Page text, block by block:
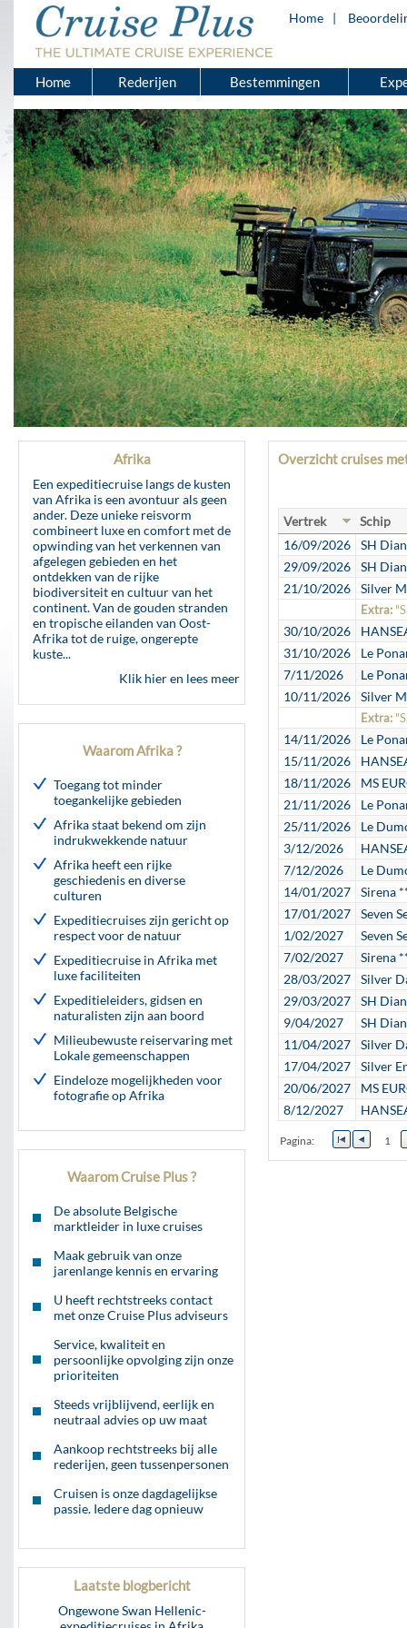
Home
Home Rederijen Bestemmingen
Afrika
Een expeditiecruise langs de kusten
van Afrika is een avontuur als geen
ander. Deze unieke reisvorm
combineert luxe en comfort met de
opwinding van het verkennen van
afgelegen gebieden en het
ontdekken van de rijke
biodiversiteit en cultuur van het
continent. Van de gouden stranden
en tropische eilanden van Oost-
Afrika tot de ruige, ongerepte
kuste...
Klik hier en lees meer
Waarom Afrika ?
Toegang tot minder
toegankelijke gebieden
Afrika staat bekend om zijn
indrukwekkende natuur
Afrika heeft een rijke
geschiedenis en diverse
culturen
Expeditiecruises zijn gericht op
respect voor de natuur
Expeditiecruise in Afrika met
luxe faciliteiten
Expeditieleiders, gidsen en
naturalisten zijn aan boord
Milieubewuste reiservaring met
Lokale gemeenschappen
Eindeloze mogelijkheden voor
fotografie op Afrika
Waarom Cruise Plus ?
De absolute Belgische
marktleider in luxe cruises
Maak gebruik van onze
jarenlange kennis en ervaring
U heeft rechtstreeks contact
met onze Cruise Plus adviseurs
Service, kwaliteit en
persoonlijke opvolging zijn onze
prioriteiten
Steeds vrijblijvend, eerlijk en
neutraal advies op uw maat
Aankoop rechtstreeks bij alle
rederijen, geen tussenpersonen
Cruisen is onze dagdagelijkse
passie. Iedere dag opnieuw
Laatste blogbericht
Ongewone Swan Hellenic-
Overzicht cruises
Vertrek
Schip
16/09/2026
SH
29/09/2026
SH
21/10/2026
Silver
Extra:
30/10/2026
31/10/2026
Le
7/11/2026
Le
10/11/2026
Silver
Extra:
14/11/2026
Le
15/11/2026
18/11/2026
MS
21/11/2026
Le
25/11/2026
Le
3/12/2026
7/12/2026
Le
14/01/2027
Sirena
17/01/2027
Seven
1/02/2027
Seven
7/02/2027
Sirena
28/03/2027
Silver
29/03/2027
SH
9/04/2027
SH
11/04/2027
Silver
17/04/2027
Silver
20/06/2027
MS
8/12/2027
Pagina: 1